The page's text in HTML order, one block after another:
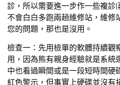
診，所以需要進一步作一些複診
不會白白多跑兩趟維修站，維修
您的問題，那也是沒用。
檢查一：先用檢單的軟體持續觀
用，因為熊有親身經驗就是系統
中也看過瞬間或是一段短時間硬
紅色警示，但事實上硬碟並沒有